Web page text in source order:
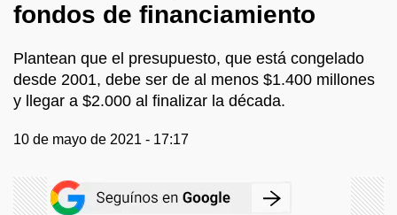
fondos de financiamiento
Plantean que el presupuesto, que está congelado
desde 2001, debe ser de al menos $1.400 millones
y llegar a $2.000 al finalizar la década.
10 de mayo de 2021 - 17:17